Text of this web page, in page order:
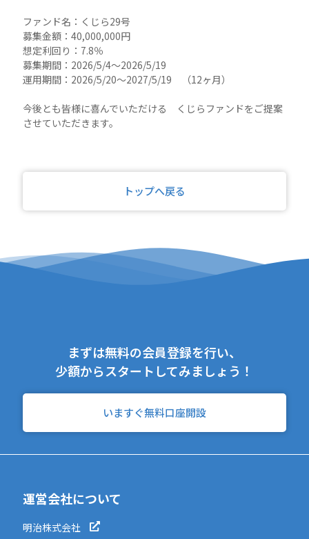
ファンド名：くじら29号
募集金額：40,000,000円
想定利回り：7.8％
募集期間：2026/5/4～2026/5/19
運用期間：2026/5/20～2027/5/19 （12ヶ月）
今後とも皆様に喜んでいただける くじらファンドをご提案
させていただきます。
トップへ戻る
まずは無料の会員登録を行い、
少額からスタートしてみましょう！
いますぐ無料口座開設
運営会社について
明治株式会社